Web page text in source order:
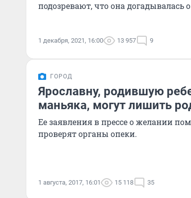
подозревают, что она догадывалась
1 декабря, 2021, 16:00 13 957 9
ГОРОД
Ярославну, родившую
маньяка, могут лишить
Ее заявления в прессе о желании
проверят органы опеки.
1 августа, 2017, 16:01 15 118 35